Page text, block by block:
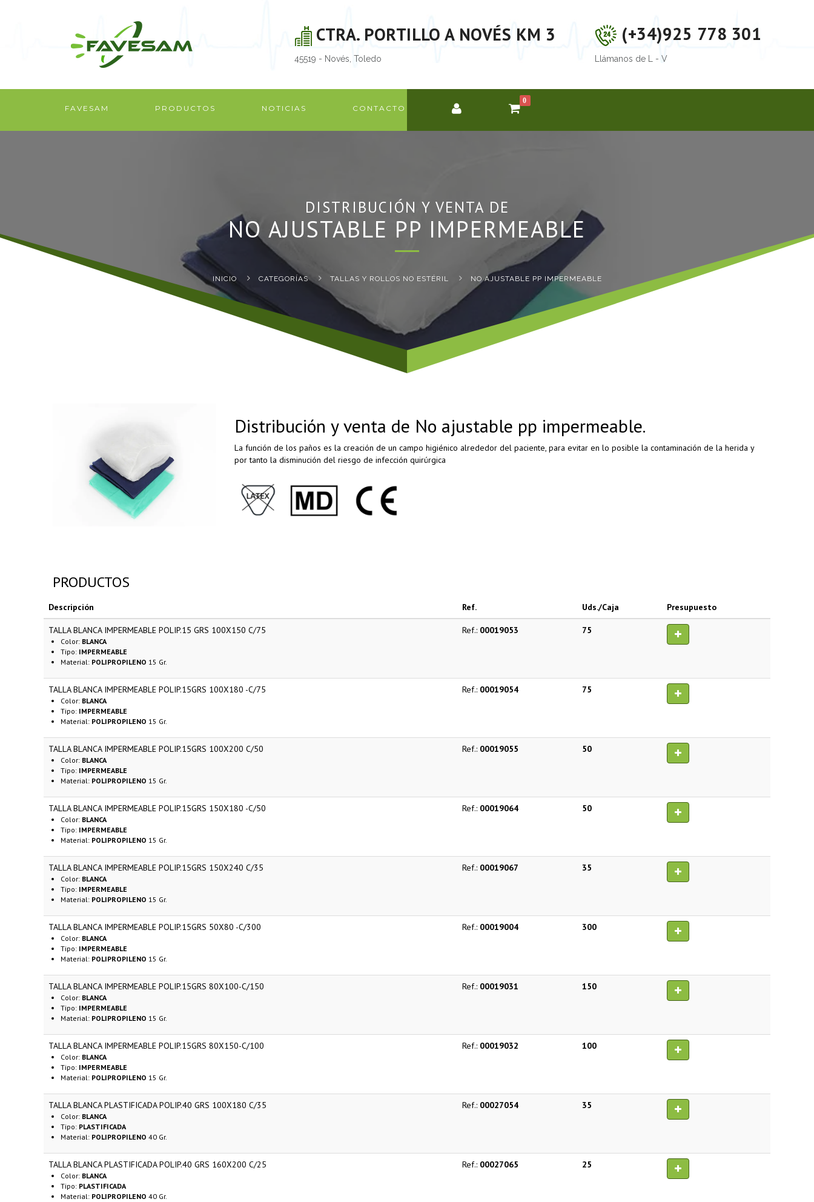
CTRA. PORTILLO A NOVÉS KM 3
45519 - Novés, Toledo
(+34)925 778 301
Llámanos de L - V
FAVESAM PRODUCTOS NOTICIAS CONTACTO
0
DISTRIBUCIÓN Y VENTA DE
NO AJUSTABLE PP IMPERMEABLE
INICIO CATEGORÍ­AS TALLAS Y ROLLOS NO ESTÉRIL NO AJUSTABLE PP IMPERMEABLE
Distribución y venta de No ajustable pp impermeable.
La función de los paños es la creación de un campo higiénico alrededor del paciente, para evitar en lo posible la contaminación de la herida y
por tanto la disminución del riesgo de infección quirúrgica
PRODUCTOS
Descripción Ref. Uds./Caja Presupuesto
TALLA BLANCA IMPERMEABLE POLIP.15 GRS 100X150 C/75
Color: BLANCA
Tipo: IMPERMEABLE
Material: POLIPROPILENO 15 Gr.
Ref.: 00019053 75
TALLA BLANCA IMPERMEABLE POLIP.15GRS 100X180 -C/75
Color: BLANCA
Tipo: IMPERMEABLE
Material: POLIPROPILENO 15 Gr.
Ref.: 00019054 75
TALLA BLANCA IMPERMEABLE POLIP.15GRS 100X200 C/50
Color: BLANCA
Tipo: IMPERMEABLE
Material: POLIPROPILENO 15 Gr.
Ref.: 00019055 50
TALLA BLANCA IMPERMEABLE POLIP.15GRS 150X180 -C/50
Color: BLANCA
Tipo: IMPERMEABLE
Material: POLIPROPILENO 15 Gr.
Ref.: 00019064 50
TALLA BLANCA IMPERMEABLE POLIP.15GRS 150X240 C/35
Color: BLANCA
Tipo: IMPERMEABLE
Material: POLIPROPILENO 15 Gr.
Ref.: 00019067 35
TALLA BLANCA IMPERMEABLE POLIP.15GRS 50X80 -C/300
Color: BLANCA
Tipo: IMPERMEABLE
Material: POLIPROPILENO 15 Gr.
Ref.: 00019004 300
TALLA BLANCA IMPERMEABLE POLIP.15GRS 80X100-C/150
Color: BLANCA
Tipo: IMPERMEABLE
Material: POLIPROPILENO 15 Gr.
Ref.: 00019031 150
TALLA BLANCA IMPERMEABLE POLIP.15GRS 80X150-C/100
Color: BLANCA
Tipo: IMPERMEABLE
Material: POLIPROPILENO 15 Gr.
Ref.: 00019032 100
TALLA BLANCA PLASTIFICADA POLIP.40 GRS 100X180 C/35
Color: BLANCA
Tipo: PLASTIFICADA
Material: POLIPROPILENO 40 Gr.
Ref.: 00027054 35
TALLA BLANCA PLASTIFICADA POLIP.40 GRS 160X200 C/25
Color: BLANCA
Tipo: PLASTIFICADA
Material: POLIPROPILENO 40 Gr.
Ref.: 00027065 25